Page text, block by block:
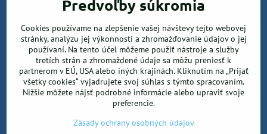
Krea office, s.r.o.
Kancelárske potreby
Kreatívne potreby a sortiment pre deti
Predvoľby súkromia
Cookies používame na zlepšenie vašej návštevy tejto webovej
stránky, analýzu jej výkonnosti a zhromažďovanie údajov o jej
používaní. Na tento účel môžeme použiť nástroje a služby
tretích strán a zhromaždené údaje sa môžu preniesť k
partnerom v EÚ, USA alebo iných krajinách. Kliknutím na „Prijať
všetky cookies“ vyjadrujete svoj súhlas s týmto spracovaním.
Nižšie môžete nájsť podrobné informácie alebo upraviť svoje
preferencie.
Zásady ochrany osobných údajov